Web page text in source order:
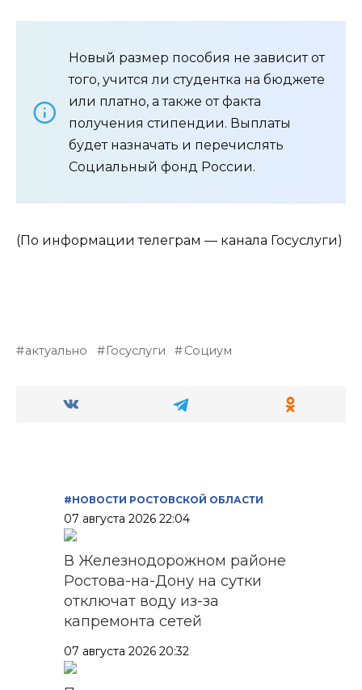
Новый размер пособия не зависит от
того, учится ли студентка на бюджете
или платно, а также от факта
получения стипендии. Выплаты
будет назначать и перечислять
Социальный фонд России.
(По информации телеграм — канала Госуслуги)
актуально Госуслуги Социум
#НОВОСТИ РОСТОВСКОЙ ОБЛАСТИ
07 августа 2026 22:04
В Железнодорожном районе
Ростова-на-Дону на сутки
отключат воду из-за
капремонта сетей
07 августа 2026 20:32